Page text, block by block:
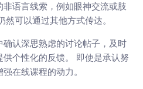
语言线索，例如眼神交流或肢
可以通过其他方式传达。
认深思熟虑的讨论帖子，及时
个性化的反馈。 即使是承认努
在线课程的动力。